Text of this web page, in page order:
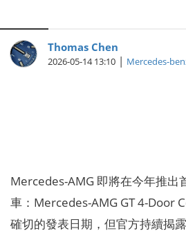
Thomas Chen
2026-05-14 13:10 | Mercedes-
Mercedes-AMG 即將在今年推出
車：Mercedes-AMG GT 4-Door
確切的發表日期，但官方持續揭